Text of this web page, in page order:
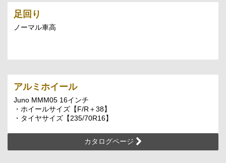
足回り
ノーマル車高
アルミホイール
Juno MMM05 16インチ
・ホイールサイズ【F/R＋38】
・タイヤサイズ【235/70R16】
カタログページ